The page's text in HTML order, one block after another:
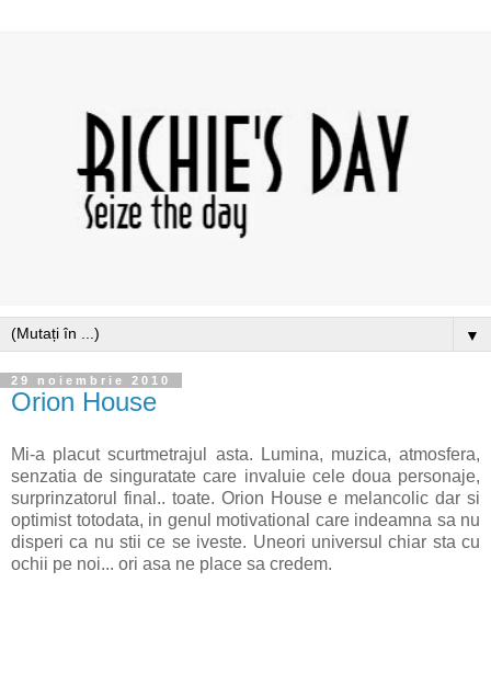
▼
29 noiembrie 2010
Orion House
Mi-a placut scurtmetrajul asta. Lumina, muzica, atmosfera,
senzatia de singuratate care invaluie cele doua personaje,
surprinzatorul final.. toate. Orion House e melancolic dar si
optimist totodata, in genul motivational care indeamna sa nu
disperi ca nu stii ce se iveste. Uneori universul chiar sta cu
ochii pe noi... ori asa ne place sa credem.